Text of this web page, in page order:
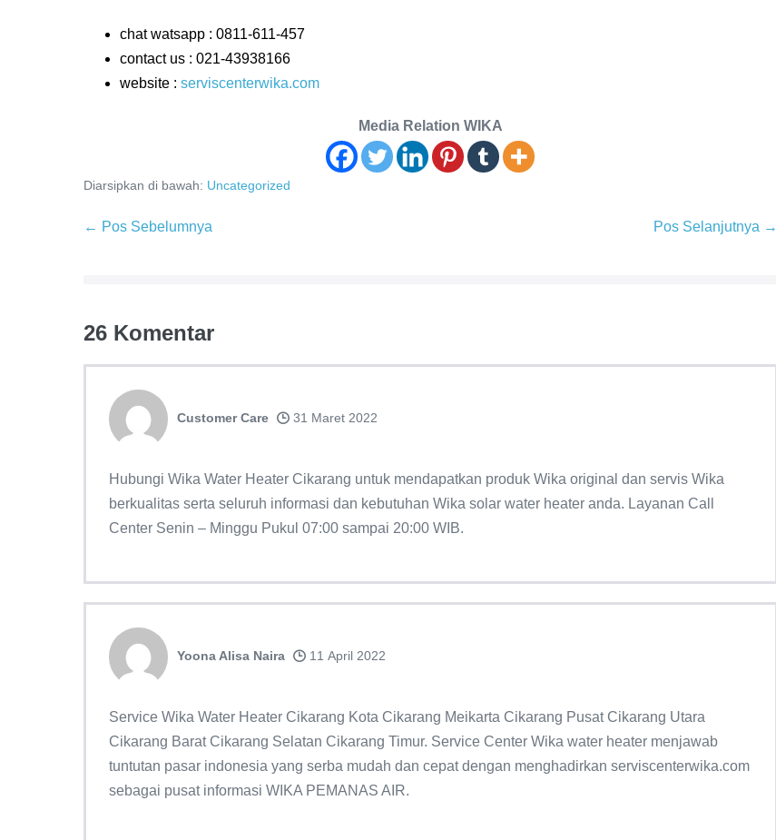
chat watsapp : 0811-611-457
contact us : 021-43938166
website : serviscenterwika.com
Media Relation WIKA
Diarsipkan di bawah: Uncategorized
Navigasi
← Pos Sebelumnya Pos Selanjutnya →
26 Komentar
Customer Care 31 Maret 2022
Hubungi Wika Water Heater Cikarang untuk mendapatkan produk Wika original dan servis Wika
berkualitas serta seluruh informasi dan kebutuhan Wika solar water heater anda. Layanan Call
Center Senin – Minggu Pukul 07:00 sampai 20:00 WIB.
Yoona Alisa Naira 11 April 2022
Service Wika Water Heater Cikarang Kota Cikarang Meikarta Cikarang Pusat Cikarang Utara
Cikarang Barat Cikarang Selatan Cikarang Timur. Service Center Wika water heater menjawab
tuntutan pasar indonesia yang serba mudah dan cepat dengan menghadirkan serviscenterwika.com
sebagai pusat informasi WIKA PEMANAS AIR.